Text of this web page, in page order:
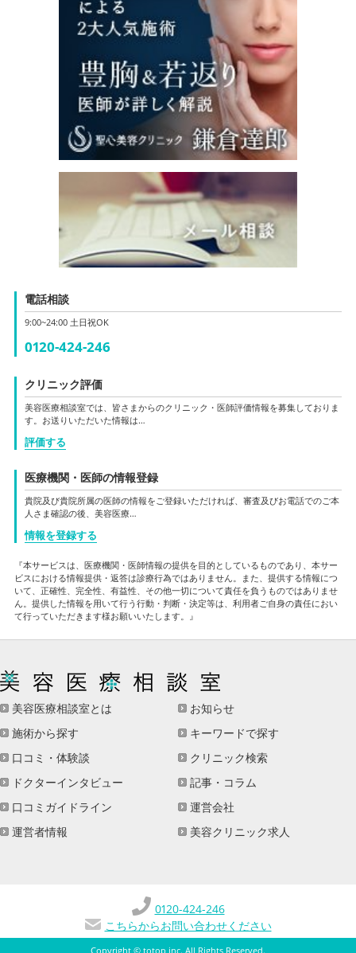
電話相談
9:00~24:00 土日祝OK
0120-424-246
クリニック評価
美容医療相談室では、皆さまからのクリニック・医師評価情報を募集しておりま
す。お送りいただいた情報は…
評価する
医療機関・医師の情報登録
貴院及び貴院所属の医師の情報をご登録いただければ、審査及びお電話でのご本
人さま確認の後、美容医療…
情報を登録する
『本サービスは、医療機関・医師情報の提供を目的としているものであり、本サー
ビスにおける情報提供・返答は診療行為ではありません。また、提供する情報につ
いて、正確性、完全性、有益性、その他一切について責任を負うものではありませ
ん。提供した情報を用いて行う行動・判断・決定等は、利用者ご自身の責任におい
て行っていただきます様お願いいたします。』
美容医療相談室とは
お知らせ
施術から探す
キーワードで探す
口コミ・体験談
クリニック検索
ドクターインタビュー
記事・コラム
口コミガイドライン
運営会社
運営者情報
美容クリニック求人
0120-424-246
こちらからお問い合わせください
Copyright © totop inc. All Rights Reserved.